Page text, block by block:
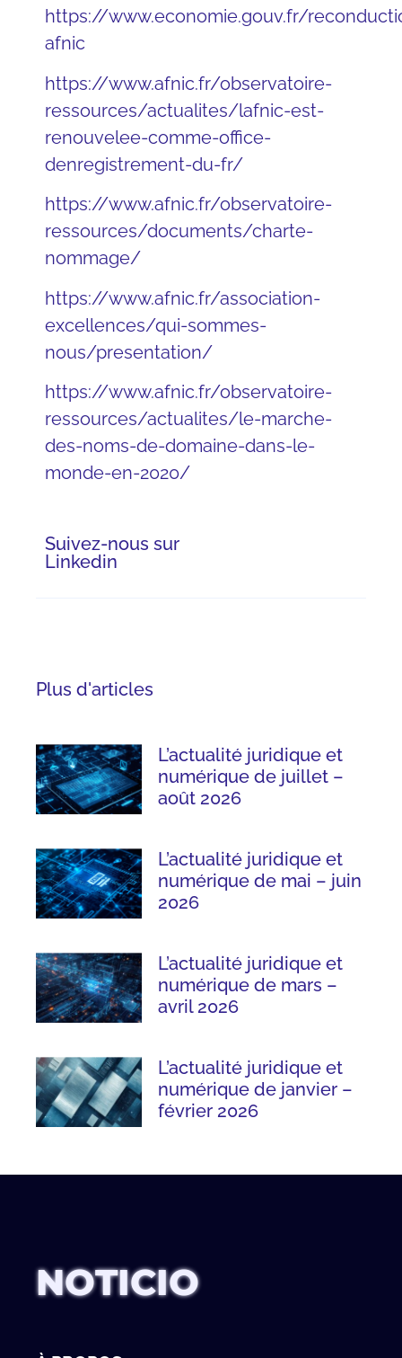
https://www.economie.gouv.fr/
afnic
https://www.afnic.fr/observatoire-
ressources/actualites/lafnic-est-
renouvelee-comme-office-
denregistrement-du-fr/
https://www.afnic.fr/observatoire-
ressources/documents/charte-
nommage/
https://www.afnic.fr/association-
excellences/qui-sommes-
nous/presentation/
https://www.afnic.fr/observatoire-
ressources/actualites/le-marche-
des-noms-de-domaine-dans-le-
monde-en-2020/
Suivez-nous sur
Linkedin
Plus d'articles
L’actualité juridique et
numérique de juillet –
août 2026
L’actualité juridique et
numérique de mai – juin
2026
L’actualité juridique et
numérique de mars –
avril 2026
L’actualité juridique et
numérique de janvier –
février 2026
NOTICIO